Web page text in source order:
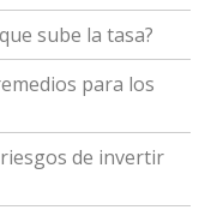
sube la tasa?
para los
de invertir